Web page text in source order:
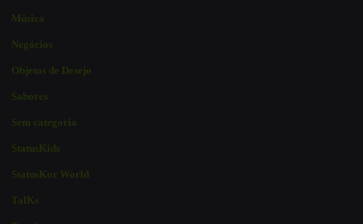
Música
Negócios
Objetos de Desejo
Sabores
Sem categoria
StatusKids
StatusKor World
TalKs